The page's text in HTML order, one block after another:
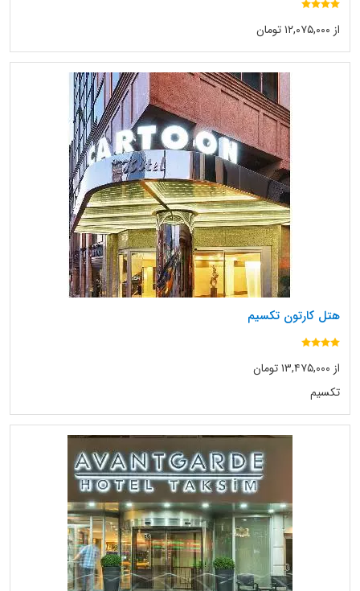
از ۱۲,۰۷۵,۰۰۰ تومان
هتل کارتون تکسیم
از ۱۳,۴۷۵,۰۰۰ تومان
تکسیم